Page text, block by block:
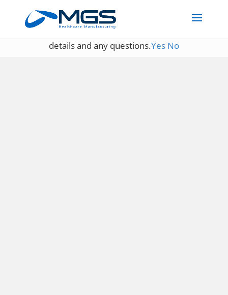
May we use cookies to track your activities? We take your
privacy very seriously. Please see our privacy policy for
details and any questions.Yes No